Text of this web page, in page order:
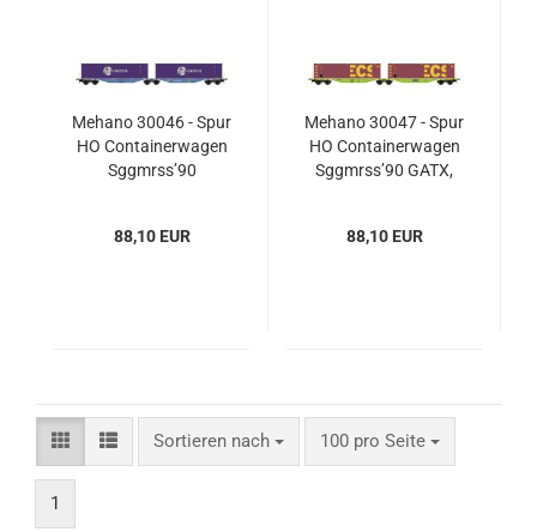
Mehano 30046 - Spur
HO Containerwagen
Sggmrss’90
88,10 EUR
Mehano 30047 - Spur
HO Containerwagen
Sggmrss’90 GATX,
88,10 EUR
Sortieren nach
Sortieren nach 100 pro Seite
pro Seite
1